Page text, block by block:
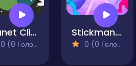
Planet Clicker - Dust Collector
0 (0 Голосів)
Stickman Guys Defense
0 (0 Голосів)